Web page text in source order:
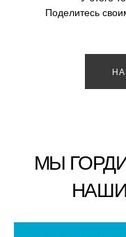
Поделитесь
МЫ